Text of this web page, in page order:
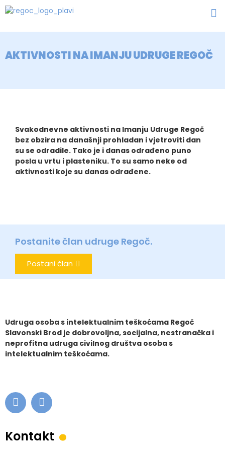
AKTIVNOSTI NA IMANJU UDRUGE REGOČ
Svakodnevne aktivnosti na Imanju Udruge Regoč
bez obzira na današnji prohladan i vjetroviti dan
su se odradile. Tako je i danas odrađeno puno
posla u vrtu i plasteniku. To su samo neke od
aktivnosti koje su danas odrađene.
Postanite član udruge Regoč.
Postani član
Udruga osoba s intelektualnim teškoćama Regoč
Slavonski Brod je dobrovoljna, socijalna, nestranačka i
neprofitna udruga civilnog društva osoba s
intelektualnim teškoćama.
Kontakt .